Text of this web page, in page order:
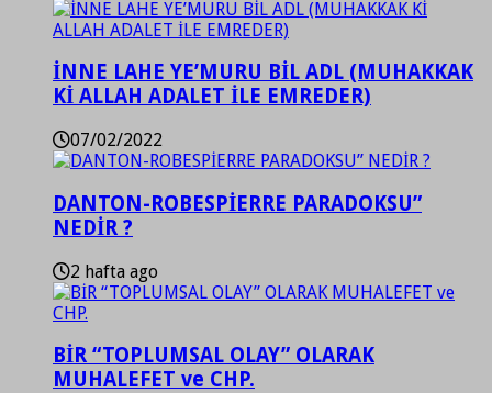
İNNE LAHE YE’MURU BİL ADL (MUHAKKAK
Kİ ALLAH ADALET İLE EMREDER)
07/02/2022
DANTON-ROBESPİERRE PARADOKSU”
NEDİR ?
2 hafta ago
BİR “TOPLUMSAL OLAY” OLARAK
MUHALEFET ve CHP.